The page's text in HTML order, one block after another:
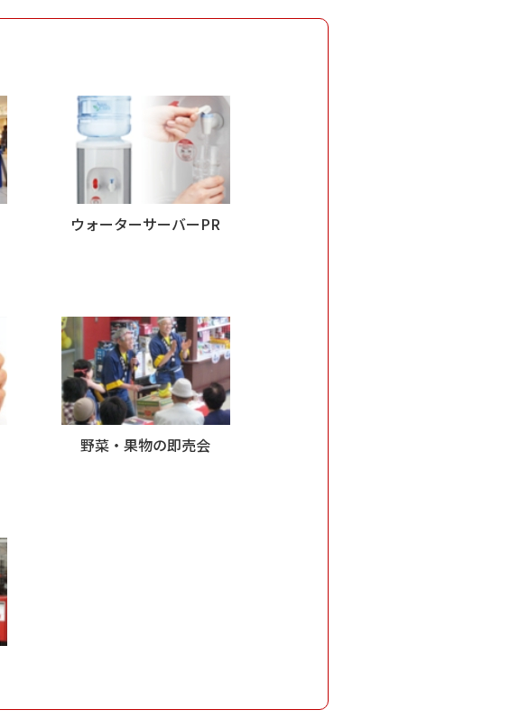
ウォーターサーバーPR
野菜・果物の即売会